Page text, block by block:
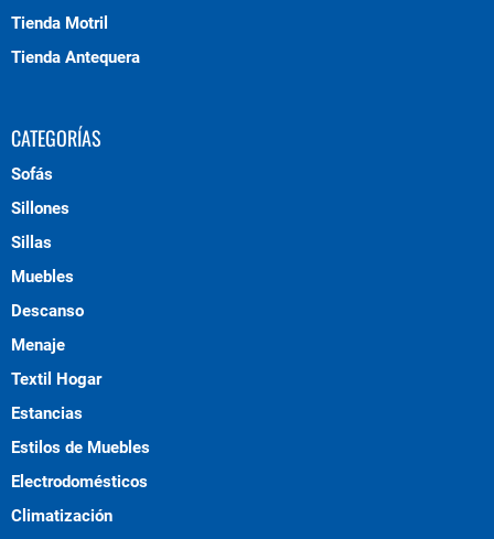
Tienda Motril
Tienda Antequera
CATEGORÍAS
Sofás
Sillones
Sillas
Muebles
Descanso
Menaje
Textil Hogar
Estancias
Estilos de Muebles
Electrodomésticos
Climatización